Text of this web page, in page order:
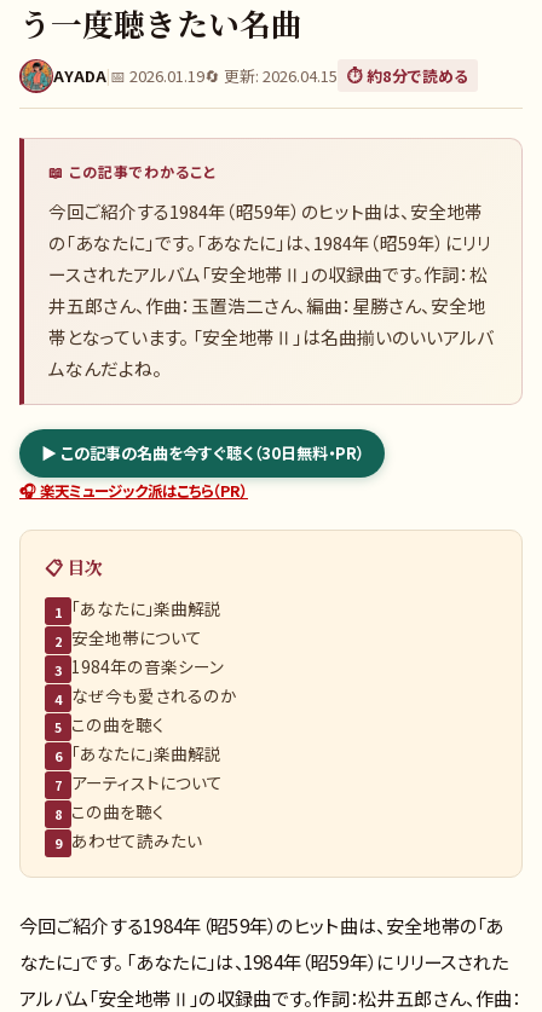
う一度聴きたい名曲
AYADA|📅 2026.01.19🔄 更新: 2026.04.15 ⏱️ 約8分で読める
📖 この記事でわかること
今回ご紹介する1984年（昭59年）のヒット曲は、安全地帯
の「あなたに」です。「あなたに」は、1984年（昭59年）にリリ
ースされたアルバム「安全地帯Ⅱ」の収録曲です。作詞：松
井五郎さん、作曲：玉置浩二さん、編曲：星勝さん、安全地
帯となっています。 「安全地帯Ⅱ」は名曲揃いのいいアルバ
ムなんだよね。
▶ この記事の名曲を今すぐ聴く（30日無料・PR）
🎧 楽天ミュージック派はこちら（PR）
📋 目次
1 「あなたに」楽曲解説
2 安全地帯について
3 1984年の音楽シーン
4 なぜ今も愛されるのか
5 この曲を聴く
6 「あなたに」楽曲解説
7 アーティストについて
8 この曲を聴く
9 あわせて読みたい
今回ご紹介する1984年（昭59年）のヒット曲は、安全地帯の「あ
なたに」です。 「あなたに」は、1984年（昭59年）にリリースされた
アルバム「安全地帯Ⅱ」の収録曲です。作詞：松井五郎さん、作曲：